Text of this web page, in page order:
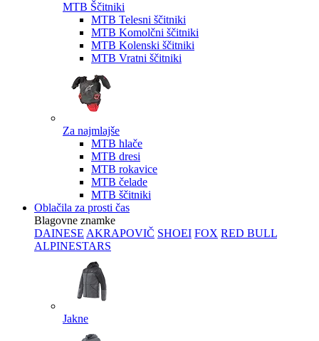
MTB Ščitniki
MTB Telesni ščitniki
MTB Komolčni ščitniki
MTB Kolenski ščitniki
MTB Vratni ščitniki
Za najmlajše
MTB hlače
MTB dresi
MTB rokavice
MTB čelade
MTB ščitniki
Oblačila za prosti čas
Blagovne znamke
DAINESE AKRAPOVIČ SHOEI FOX RED BULL
ALPINESTARS
Jakne